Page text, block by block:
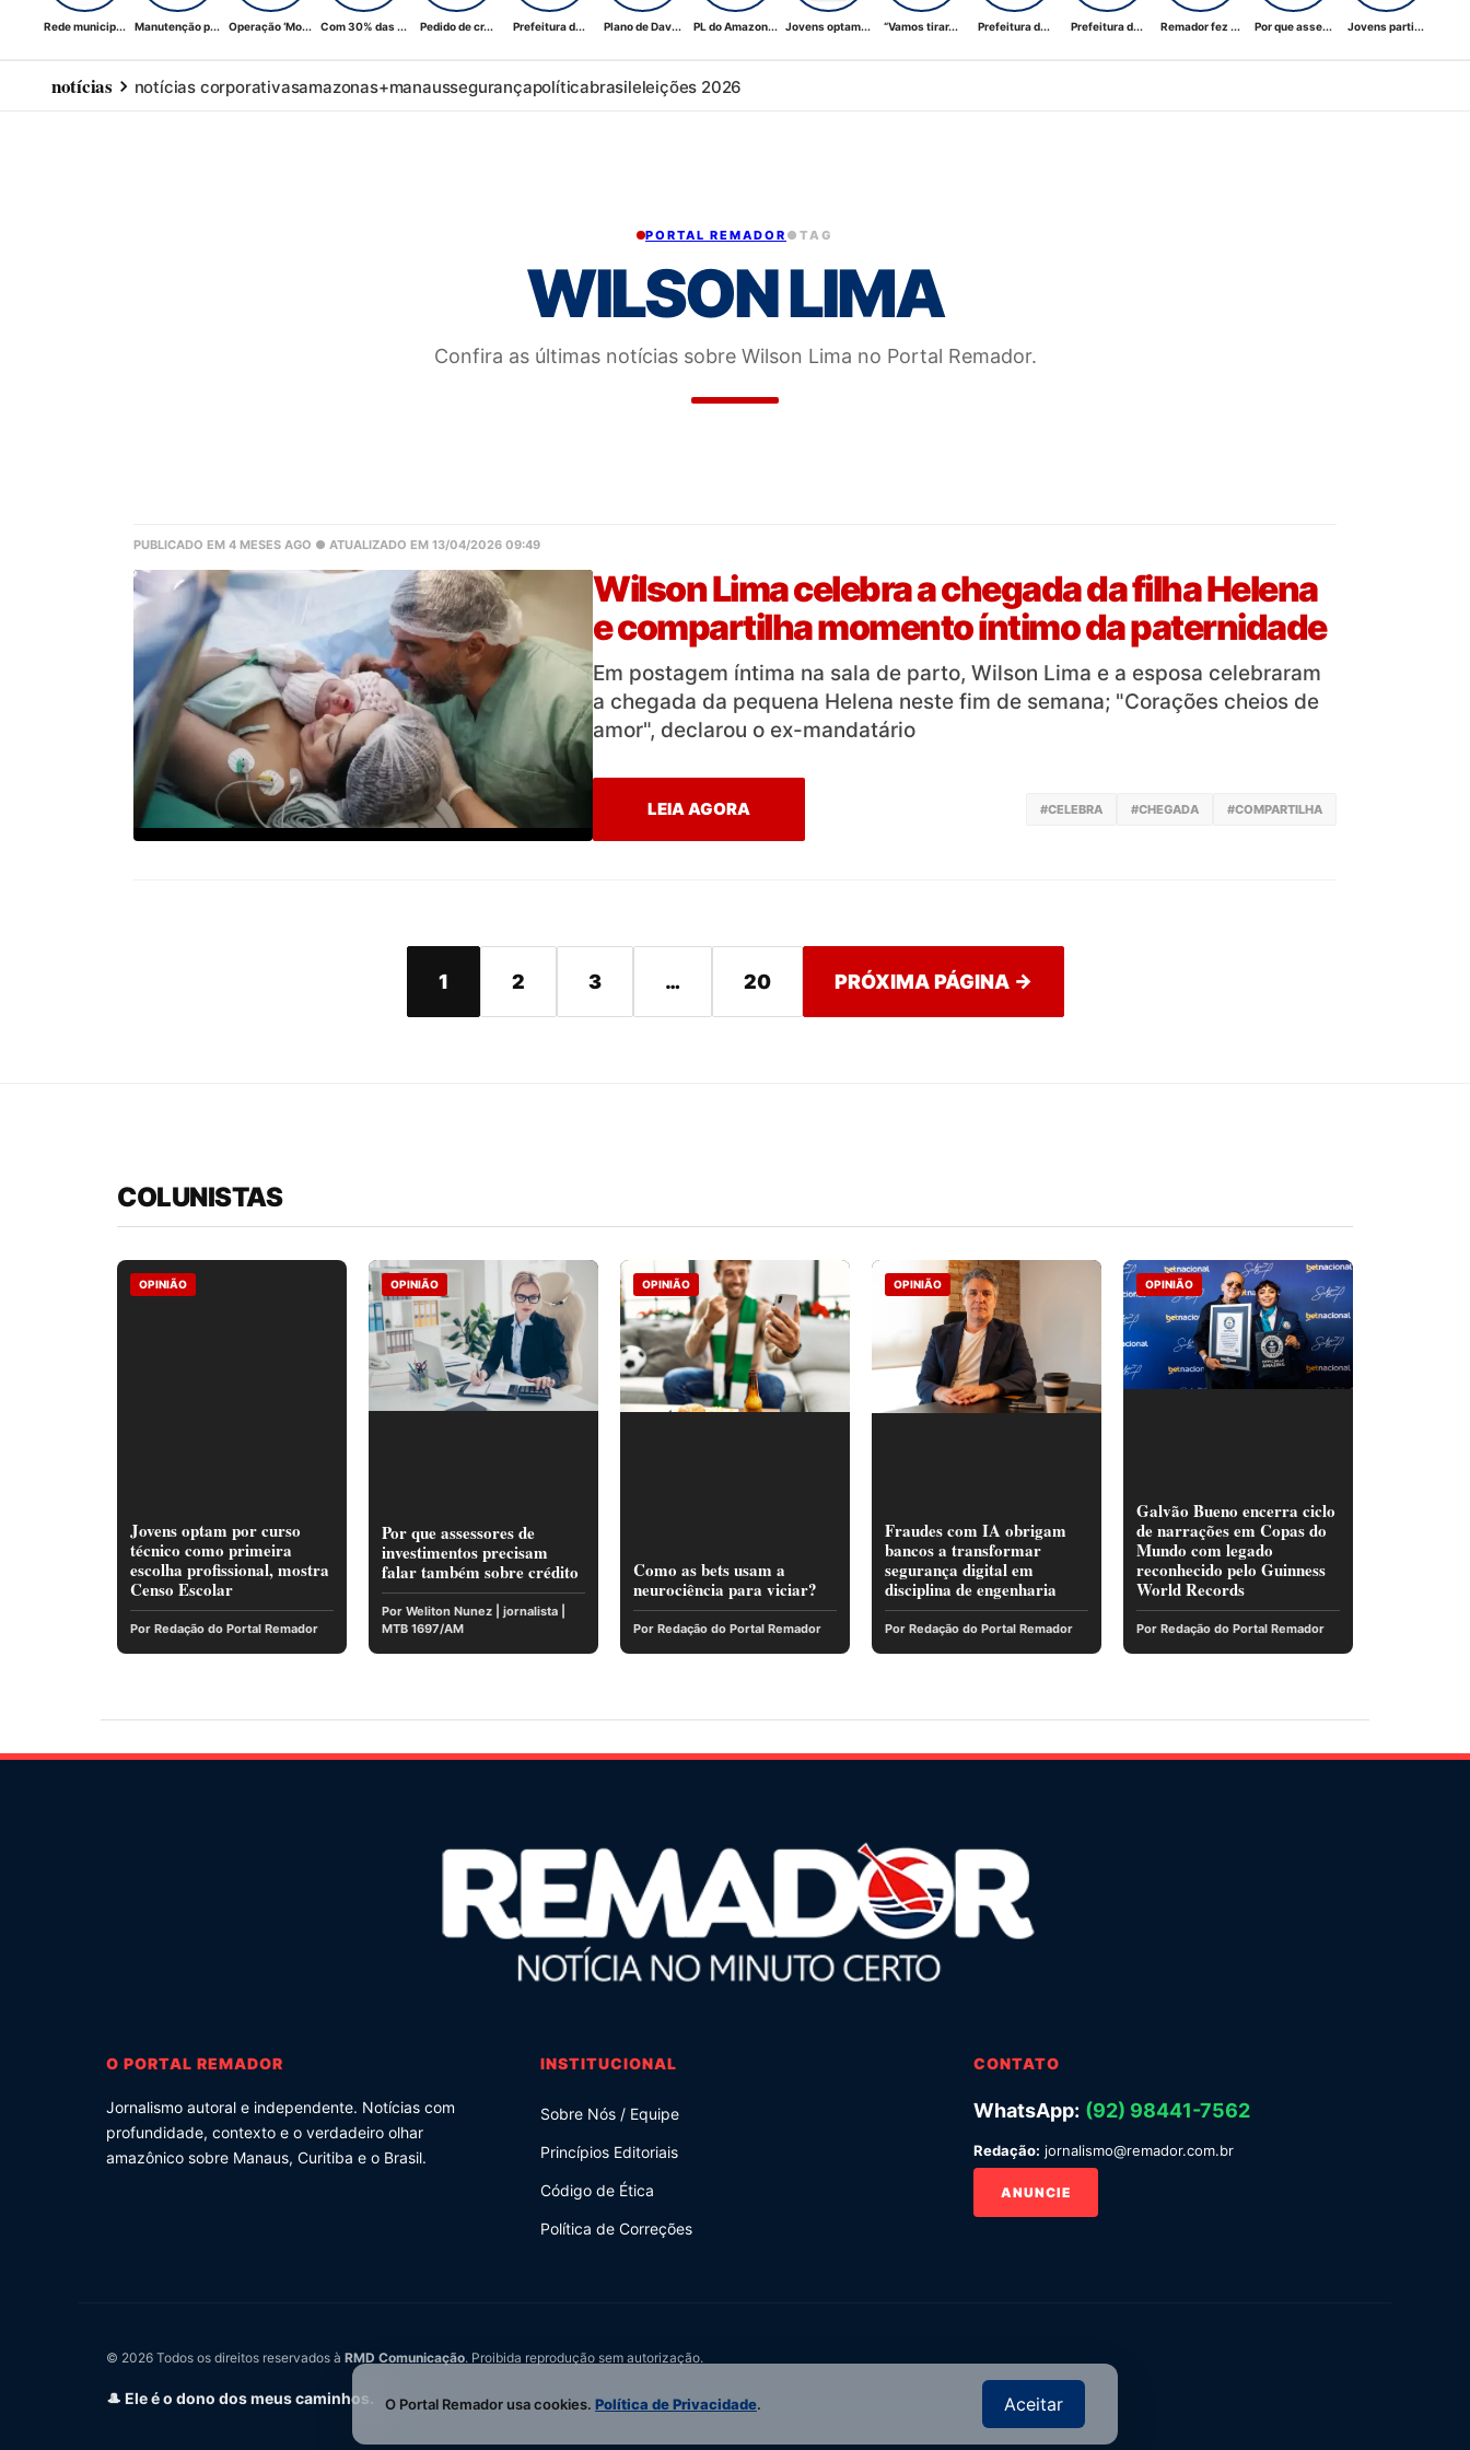
Rede municip... Manutenção p... Operação ‘Mo... Com 30% das ... Pedido de cr... Prefeitura d... Plano de Dav... PL do Amazon... Jovens optam... “Vamos tirar... Prefeitura d... Prefeitura d... Remador fez ... Por que asse... Jovens parti...
notícias notícias corporativasamazonas+manaussegurançapolíticabrasileleições 2026
PORTAL REMADOR ● TAG
WILSON LIMA
Confira as últimas notícias sobre Wilson Lima no Portal Remador.
PUBLICADO EM 4 MESES AGO ● ATUALIZADO EM 13/04/2026 09:49
Wilson Lima celebra a chegada da filha Helena
e compartilha momento íntimo da paternidade
Em postagem íntima na sala de parto, Wilson Lima e a esposa celebraram
a chegada da pequena Helena neste fim de semana; "Corações cheios de
amor", declarou o ex-mandatário
LEIA AGORA #CELEBRA #CHEGADA #COMPARTILHA
1 2 3 … 20 PRÓXIMA PÁGINA →
COLUNISTAS
OPINIÃO
Jovens optam por curso
técnico como primeira
escolha profissional, mostra
Censo Escolar
Por Redação do Portal Remador
OPINIÃO
Por que assessores de
investimentos precisam
falar também sobre crédito
Por Weliton Nunez | jornalista |
MTB 1697/AM
OPINIÃO
Como as bets usam a
neurociência para viciar?
Por Redação do Portal Remador
OPINIÃO
Fraudes com IA obrigam
bancos a transformar
segurança digital em
disciplina de engenharia
Por Redação do Portal Remador
OPINIÃO
Galvão Bueno encerra ciclo
de narrações em Copas do
Mundo com legado
reconhecido pelo Guinness
World Records
Por Redação do Portal Remador
O PORTAL REMADOR
Jornalismo autoral e independente. Notícias com
profundidade, contexto e o verdadeiro olhar
amazônico sobre Manaus, Curitiba e o Brasil.
INSTITUCIONAL
Sobre Nós / Equipe
Princípios Editoriais
Código de Ética
Política de Correções
CONTATO
WhatsApp: (92) 98441-7562
Redação: jornalismo@remador.com.br
ANUNCIE
© 2026 Todos os direitos reservados à RMD Comunicação. Proibida reprodução sem autorização.
🎩 Ele é o dono dos meus caminhos. O Portal Remador usa cookies. Política de Privacidade. Aceitar